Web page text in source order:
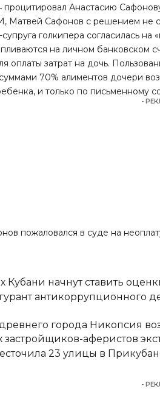
процитировал Анастасию
Сафонов с решением не
супруга голкипера согласилась
на личном банковском
оплаты затрат на дочь.
70% алиментов дочери
и только по письменному
-
пожаловался в суде на
Кубани начнут ставить
антикоррупционного
города Никопсия
застройщиков-аферистов
23 улицы в
-